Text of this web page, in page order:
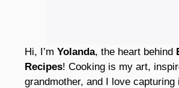
Hi, I’m Yolanda, the heart behind
Recipes! Cooking is my art,
grandmother, and I love capturing